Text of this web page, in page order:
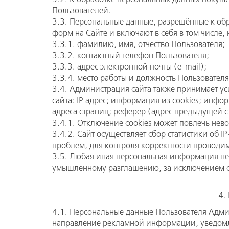
Пользователей.
3.3. Персональные данные, разрешённые к
форм на Сайте и включают в себя в том
3.3.1. фамилию, имя, отчество Пользователя;
3.3.2. контактный телефон Пользователя;
3.3.3. адрес электронной почты (e-mail);
3.3.4. место работы и должность
3.4. Администрация сайта также принимает
сайта: IP адрес; информация из cookies;
адреса страниц; реферер (адрес предыдущей
3.4.1. Отключение cookies может повлечь
3.4.2. Сайт осуществляет сбор статистики об
проблем, для контроля корректности
3.5. Любая иная персональная информация
умышленному разглашению, за исключением
4.
4.1. Персональные данные Пользователя
направление рекламной информации,